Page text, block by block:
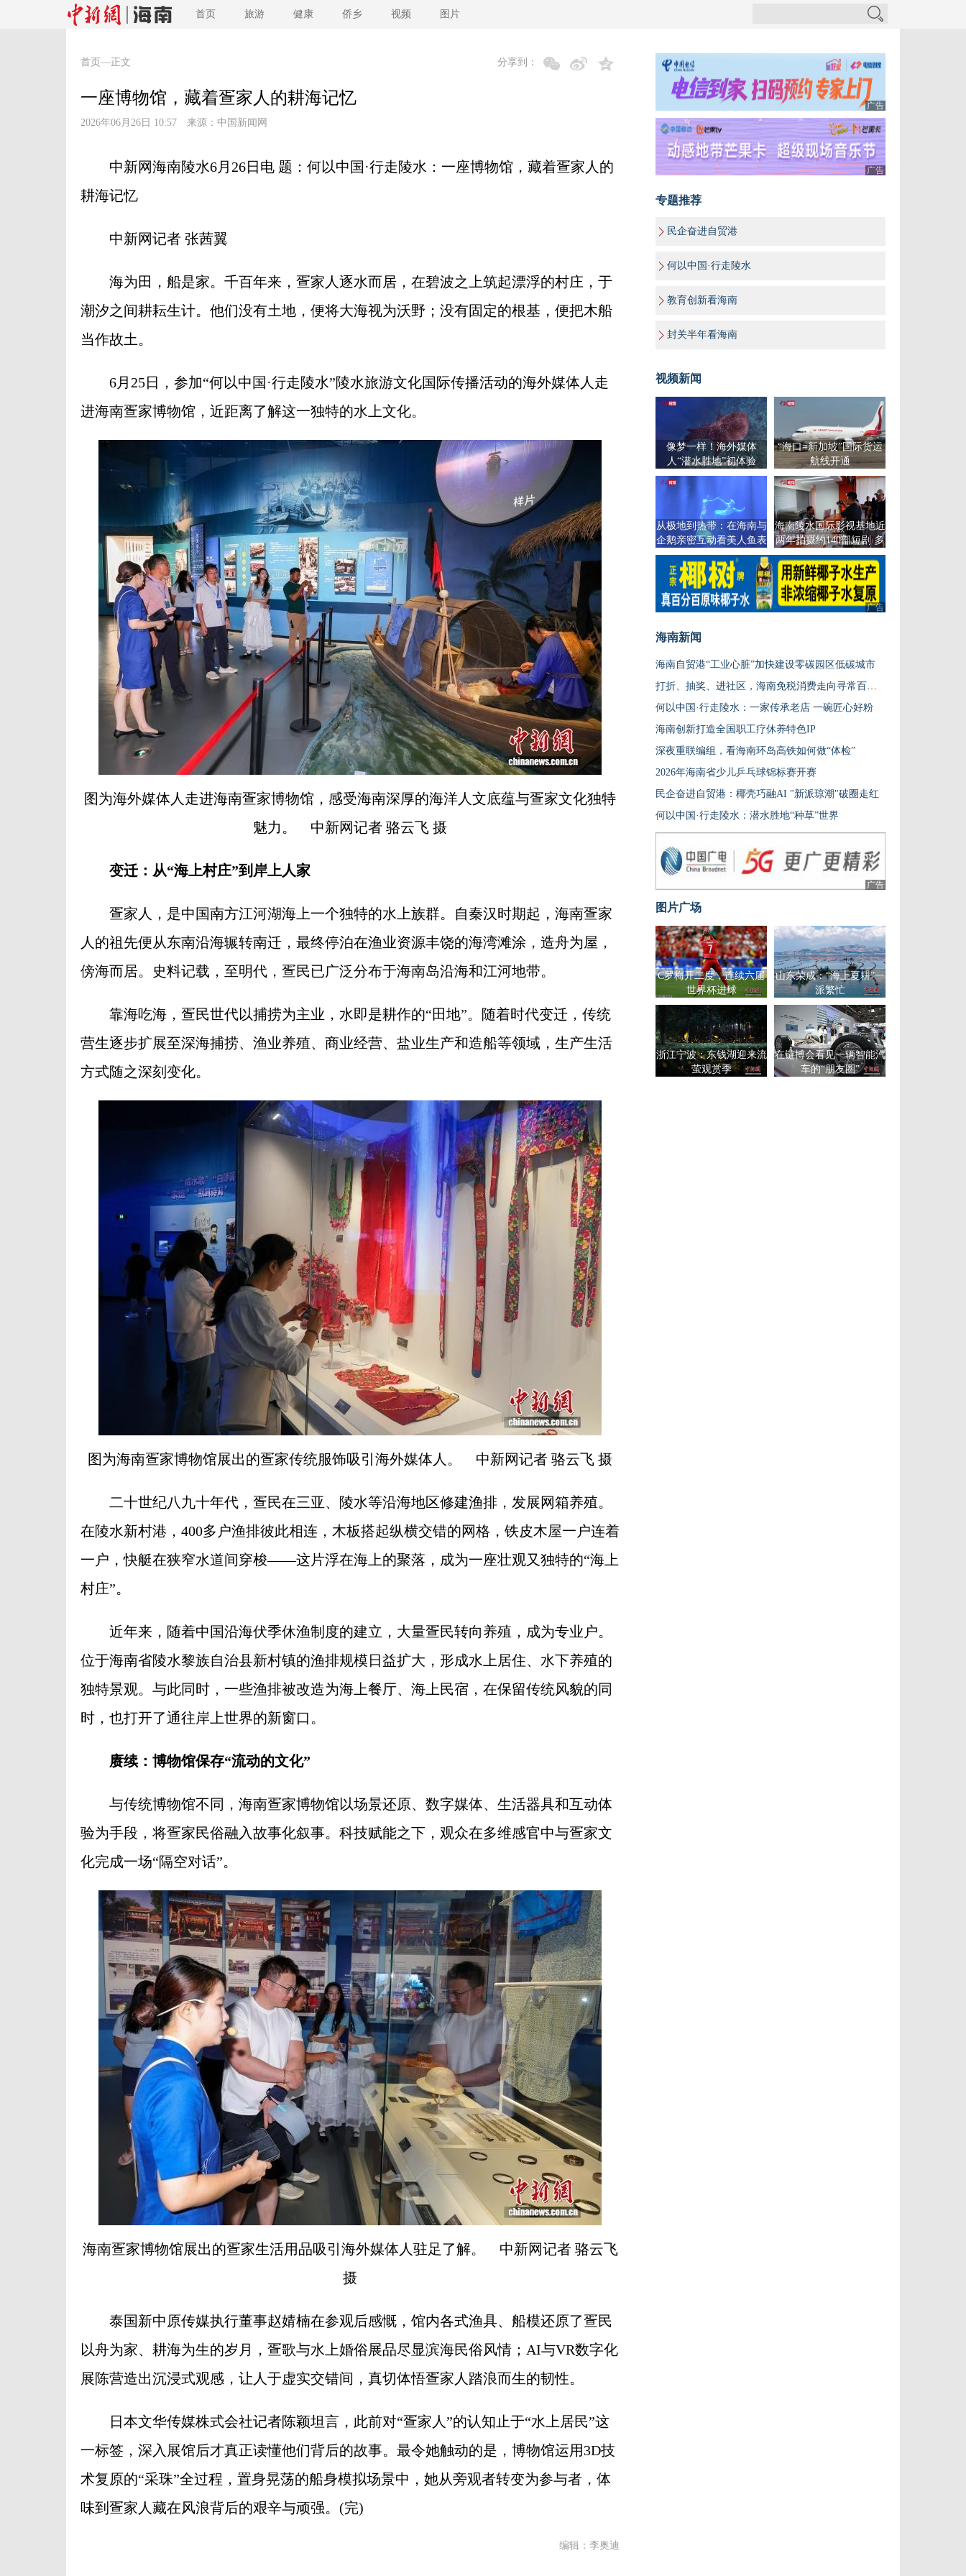
首页 旅游 健康 侨乡 视频 图片
首页 —正文 分享到：
一座博物馆，藏着疍家人的耕海记忆
2026年06月26日 10:57 来源： 中国新闻网
中新网海南陵水6月26日电 题：何以中国·行走陵水：一座博物馆，藏着疍家人的
耕海记忆
中新网记者 张茜翼
海为田，船是家。千百年来，疍家人逐水而居，在碧波之上筑起漂浮的村庄，于
潮汐之间耕耘生计。他们没有土地，便将大海视为沃野；没有固定的根基，便把木船
当作故土。
6月25日，参加“何以中国·行走陵水”陵水旅游文化国际传播活动的海外媒体人走
进海南疍家博物馆，近距离了解这一独特的水上文化。
图为海外媒体人走进海南疍家博物馆，感受海南深厚的海洋人文底蕴与疍家文化独特
魅力。 中新网记者 骆云飞 摄
变迁：从“海上村庄”到岸上人家
疍家人，是中国南方江河湖海上一个独特的水上族群。自秦汉时期起，海南疍家
人的祖先便从东南沿海辗转南迁，最终停泊在渔业资源丰饶的海湾滩涂，造舟为屋，
傍海而居。史料记载，至明代，疍民已广泛分布于海南岛沿海和江河地带。
靠海吃海，疍民世代以捕捞为主业，水即是耕作的“田地”。随着时代变迁，传统
营生逐步扩展至深海捕捞、渔业养殖、商业经营、盐业生产和造船等领域，生产生活
方式随之深刻变化。
图为海南疍家博物馆展出的疍家传统服饰吸引海外媒体人。 中新网记者 骆云飞 摄
二十世纪八九十年代，疍民在三亚、陵水等沿海地区修建渔排，发展网箱养殖。
在陵水新村港，400多户渔排彼此相连，木板搭起纵横交错的网格，铁皮木屋一户连着
一户，快艇在狭窄水道间穿梭——这片浮在海上的聚落，成为一座壮观又独特的“海上
村庄”。
近年来，随着中国沿海伏季休渔制度的建立，大量疍民转向养殖，成为专业户。
位于海南省陵水黎族自治县新村镇的渔排规模日益扩大，形成水上居住、水下养殖的
独特景观。与此同时，一些渔排被改造为海上餐厅、海上民宿，在保留传统风貌的同
时，也打开了通往岸上世界的新窗口。
赓续：博物馆保存“流动的文化”
与传统博物馆不同，海南疍家博物馆以场景还原、数字媒体、生活器具和互动体
验为手段，将疍家民俗融入故事化叙事。科技赋能之下，观众在多维感官中与疍家文
化完成一场“隔空对话”。
海南疍家博物馆展出的疍家生活用品吸引海外媒体人驻足了解。 中新网记者 骆云飞
摄
泰国新中原传媒执行董事赵婧楠在参观后感慨，馆内各式渔具、船模还原了疍民
以舟为家、耕海为生的岁月，疍歌与水上婚俗展品尽显滨海民俗风情；AI与VR数字化
展陈营造出沉浸式观感，让人于虚实交错间，真切体悟疍家人踏浪而生的韧性。
日本文华传媒株式会社记者陈颖坦言，此前对“疍家人”的认知止于“水上居民”这
一标签，深入展馆后才真正读懂他们背后的故事。最令她触动的是，博物馆运用3D技
术复原的“采珠”全过程，置身晃荡的船身模拟场景中，她从旁观者转变为参与者，体
味到疍家人藏在风浪背后的艰辛与顽强。(完)
编辑：李奥迪
广告
广告
专题推荐
民企奋进自贸港
何以中国·行走陵水
教育创新看海南
封关半年看海南
视频新闻
像梦一样！海外媒体
人“潜水胜地”初体验
“海口=新加坡”国际货运
航线开通
从极地到热带：在海南与
企鹅亲密互动看美人鱼表
演，恍如进入宫崎骏童话
世界
海南陵水国际影视基地近
两年拍摄约140部短剧 多
部发行海外
广告
海南新闻
海南自贸港“工业心脏”加快建设零碳园区低碳城市
打折、抽奖、进社区，海南免税消费走向寻常百姓家
何以中国·行走陵水：一家传承老店 一碗匠心好粉
海南创新打造全国职工疗休养特色IP
深夜重联编组，看海南环岛高铁如何做“体检”
2026年海南省少儿乒乓球锦标赛开赛
民企奋进自贸港：椰壳巧融AI "新派琼潮"破圈走红
何以中国·行走陵水：潜水胜地“种草”世界
广告
图片广场
C罗梅开二度，连续六届
世界杯进球
山东荣成：“海上夏耕”一
派繁忙
浙江宁波：东钱湖迎来流
萤观赏季
在链博会看见一辆智能汽
车的“朋友圈”